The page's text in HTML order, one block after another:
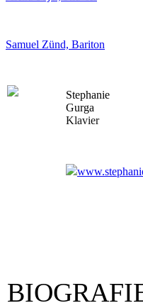
Samuel Zünd, Bariton
Stephanie
Gurga
Klavier